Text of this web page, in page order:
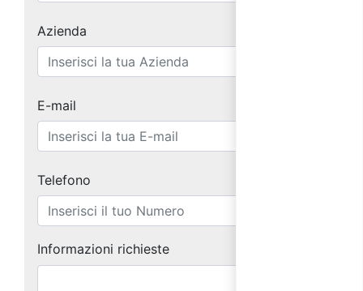
Azienda
E-mail
Telefono
Informazioni richieste